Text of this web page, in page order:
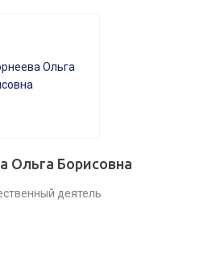
Ольга Борисовна
деятель